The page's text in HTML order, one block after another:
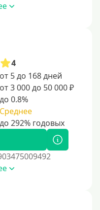
(Contact)
(СБП)
4
от 5 до 168 дней
от 3 000 до 50 000 ₽
до 0.8%
Среднее